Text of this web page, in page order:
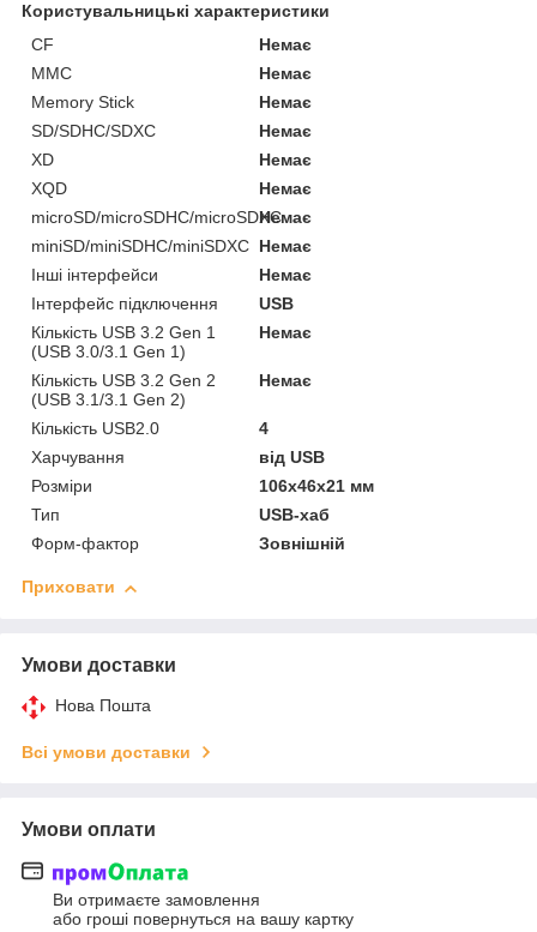
Користувальницькі характеристики
CF
Немає
MMC
Немає
Memory Stick
Немає
SD/SDHC/SDXC
Немає
XD
Немає
XQD
Немає
microSD/microSDHC/microSDXCНемає
miniSD/miniSDHC/miniSDXC Немає
Інші інтерфейси
Немає
Інтерфейс підключення
USB
Кількість USB 3.2 Gen 1
(USB 3.0/3.1 Gen 1)
Немає
Кількість USB 3.2 Gen 2
(USB 3.1/3.1 Gen 2)
Немає
Кількість USB2.0
4
Харчування
від USB
Розміри
106х46х21 мм
Тип
USB-хаб
Форм-фактор
Зовнішній
Приховати
Умови доставки
Нова Пошта
Всі умови доставки
Умови оплати
Ви отримаєте замовлення
або гроші повернуться на вашу картку